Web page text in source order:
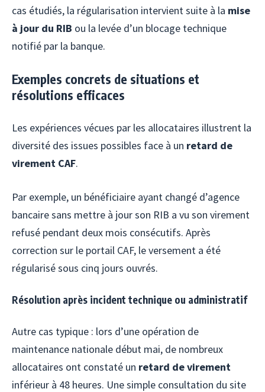
cas étudiés, la régularisation intervient suite à la mise
à jour du RIB ou la levée d’un blocage technique
notifié par la banque.
Exemples concrets de situations et
résolutions efficaces
Les expériences vécues par les allocataires illustrent la
diversité des issues possibles face à un retard de
virement CAF.
Par exemple, un bénéficiaire ayant changé d’agence
bancaire sans mettre à jour son RIB a vu son virement
refusé pendant deux mois consécutifs. Après
correction sur le portail CAF, le versement a été
régularisé sous cinq jours ouvrés.
Résolution après incident technique ou administratif
Autre cas typique : lors d’une opération de
maintenance nationale début mai, de nombreux
allocataires ont constaté un retard de virement
inférieur à 48 heures. Une simple consultation du site